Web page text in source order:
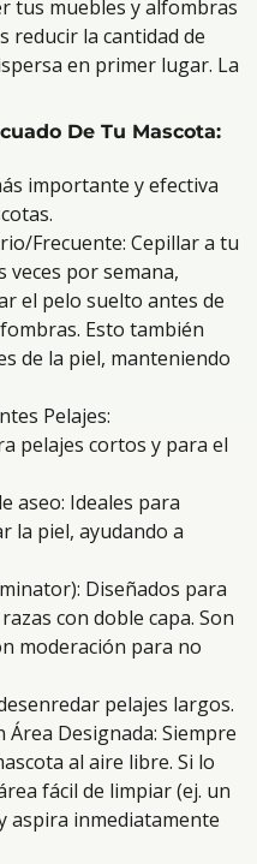
tus muebles y alfombras
reducir la cantidad de
en primer lugar. La
De Tu Mascota:
importante y efectiva
Frecuente: Cepillar a tu
veces por semana,
el pelo suelto antes de
Esto también
de la piel, manteniendo
Pelajes:
pelajes cortos y para el
aseo: Ideales para
la piel, ayudando a
Diseñados para
con doble capa. Son
moderación para no
pelajes largos.
Designada: Siempre
al aire libre. Si lo
fácil de limpiar (ej. un
aspira inmediatamente